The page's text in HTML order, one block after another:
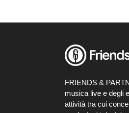
FRIENDS &
musica live e degli
attività tra cui